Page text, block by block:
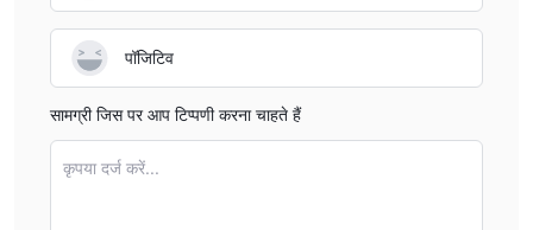
पॉजिटिव
सामग्री जिस पर आप टिप्पणी करना चाहते हैं
कृपया दर्ज करें...